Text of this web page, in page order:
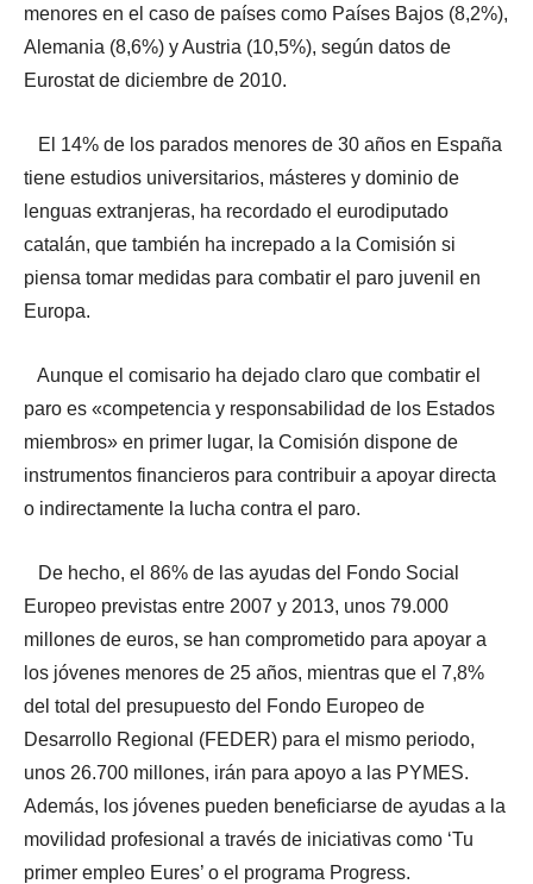
menores en el caso de países como Países Bajos (8,2%),
Alemania (8,6%) y Austria (10,5%), según datos de
Eurostat de diciembre de 2010.
El 14% de los parados menores de 30 años en España
tiene estudios universitarios, másteres y dominio de
lenguas extranjeras, ha recordado el eurodiputado
catalán, que también ha increpado a la Comisión si
piensa tomar medidas para combatir el paro juvenil en
Europa.
Aunque el comisario ha dejado claro que combatir el
paro es «competencia y responsabilidad de los Estados
miembros» en primer lugar, la Comisión dispone de
instrumentos financieros para contribuir a apoyar directa
o indirectamente la lucha contra el paro.
De hecho, el 86% de las ayudas del Fondo Social
Europeo previstas entre 2007 y 2013, unos 79.000
millones de euros, se han comprometido para apoyar a
los jóvenes menores de 25 años, mientras que el 7,8%
del total del presupuesto del Fondo Europeo de
Desarrollo Regional (FEDER) para el mismo periodo,
unos 26.700 millones, irán para apoyo a las PYMES.
Además, los jóvenes pueden beneficiarse de ayudas a la
movilidad profesional a través de iniciativas como ‘Tu
primer empleo Eures’ o el programa Progress.